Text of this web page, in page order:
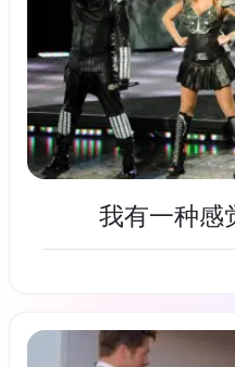
我有一种感
了